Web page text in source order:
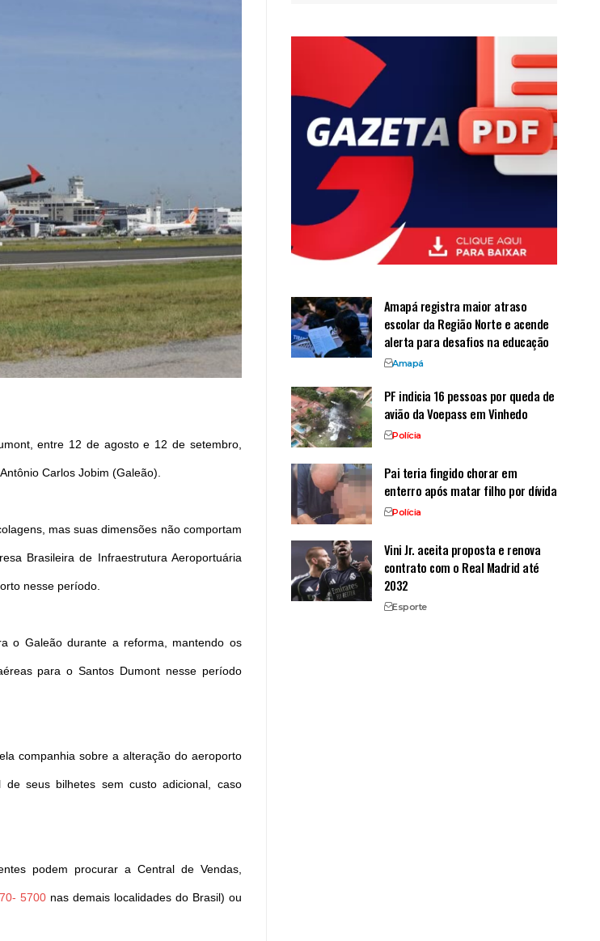
entre 12 de agostoe 12 de setembro,
Carlos Jobim (Galeão).
mas suas dimensões não comportam
Brasileira de Infraestrutura Aeroportuária
nesse período.
o Galeão durante a reforma, mantendo os
para o Santos Dumont nesse período
companhia sobre a alteração do aeroporto
seus bilhetes sem custo adicional, caso
podem procurar a Central de Vendas,
5700 nas demais localidades do Brasil) ou
Amapá registra maior atraso
escolar da Região Norte e acende
alerta para desafios na educação
Amapá
PF indicia 16 pessoas por queda de
avião da Voepass em Vinhedo
Polícia
Pai teria fingido chorar em
enterro após matar filho por dívida
Polícia
Vini Jr. aceita proposta e renova
contrato com o Real Madrid até
2032
Esporte